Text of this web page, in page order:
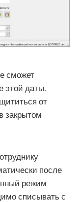
сможет
этой даты.
от
закрытом
после
режим
списывать с